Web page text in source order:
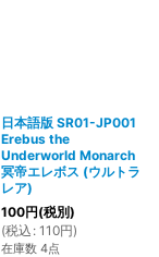
日本語版 SR01-JP001
Erebus the
Underworld Monarch
冥帝エレボス (ウルトラ
レア)
100円(税別)
(税込 : 110円)
在庫数 4点